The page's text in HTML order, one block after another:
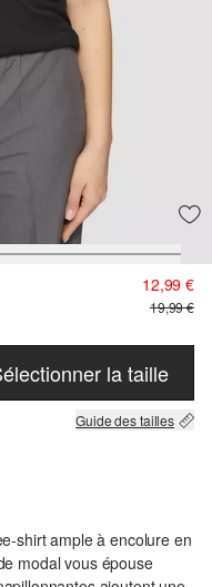
12,99 €
19,99 €
la taille
Guide des tailles
shirt ample à encolure en
modal vous épouse